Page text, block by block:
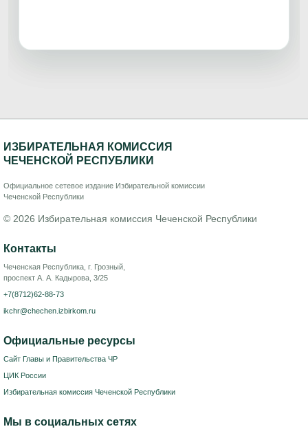
ИЗБИРАТЕЛЬНАЯ КОМИССИЯ
ЧЕЧЕНСКОЙ РЕСПУБЛИКИ
Официальное сетевое издание Избирательной комиссии
Чеченской Республики
© 2026 Избирательная комиссия Чеченской Республики
Контакты
Чеченская Республика, г. Грозный,
проспект А. А. Кадырова, 3/25
+7(8712)62-88-73
ikchr@chechen.izbirkom.ru
Официальные ресурсы
Сайт Главы и Правительства ЧР
ЦИК России
Избирательная комиссия Чеченской Республики
Мы в социальных сетях